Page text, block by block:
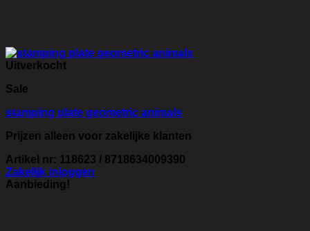
Uitverkocht
Sale
stamping plate geometric animals
Prijzen alleen voor zakelijke klanten
Artikel nr: 118623 / 8718634009390
Zakelijk inloggen
Aanbieding!